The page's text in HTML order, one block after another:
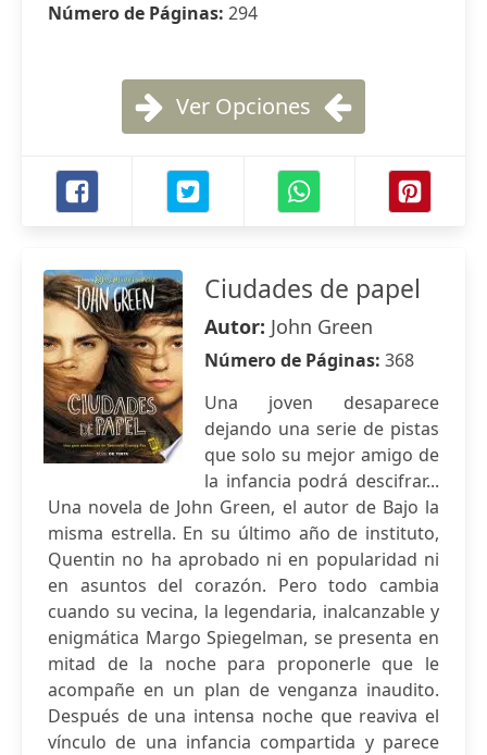
Número de Páginas: 294
Ver Opciones
Ciudades de papel
Autor: John Green
Número de Páginas: 368
Una joven desaparece
dejando una serie de pistas
que solo su mejor amigo de
la infancia podrá descifrar...
Una novela de John Green, el autor de Bajo la
misma estrella. En su último año de instituto,
Quentin no ha aprobado ni en popularidad ni
en asuntos del corazón. Pero todo cambia
cuando su vecina, la legendaria, inalcanzable y
enigmática Margo Spiegelman, se presenta en
mitad de la noche para proponerle que le
acompañe en un plan de venganza inaudito.
Después de una intensa noche que reaviva el
vínculo de una infancia compartida y parece